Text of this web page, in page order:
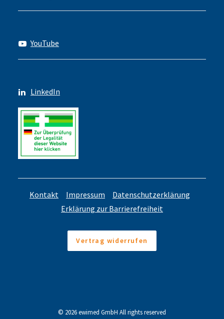
YouTube
LinkedIn
Kontakt Impressum
Datenschutzerklärung
Erklärung zur Barrierefreiheit
Vertrag widerrufen
© 2026 ewimed GmbH All rights reserved